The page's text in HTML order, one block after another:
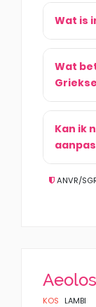
Wat is
Wat
Kan ik
ANVR/
KOS LAMBI